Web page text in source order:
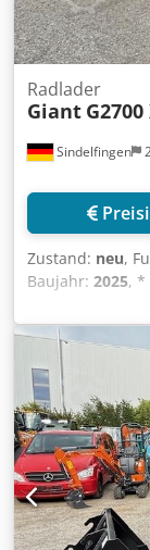
Sindelfingen
Radlader
Giant G2700
Zustand: neu,
Baujahr: 2025, *
Motor 36kW *
Schubkraft
Zusatzkreis
Dauerschaltung
(Halogen) *
kg unter der
und